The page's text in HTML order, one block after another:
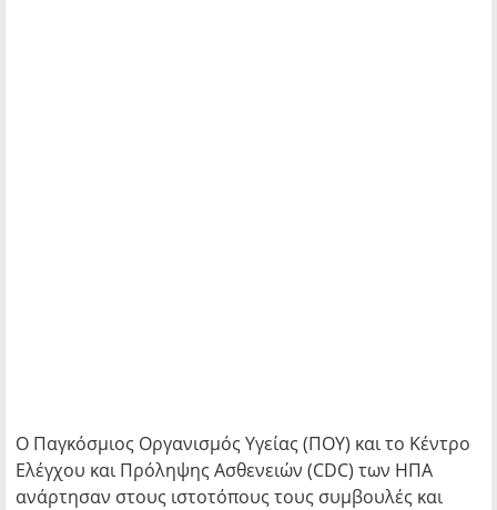
Ο Παγκόσμιος Οργανισμός Υγείας (ΠΟΥ) και το Κέντρο
Ελέγχου και Πρόληψης Ασθενειών (CDC) των ΗΠΑ
ανάρτησαν στους ιστοτόπους τους συμβουλές και